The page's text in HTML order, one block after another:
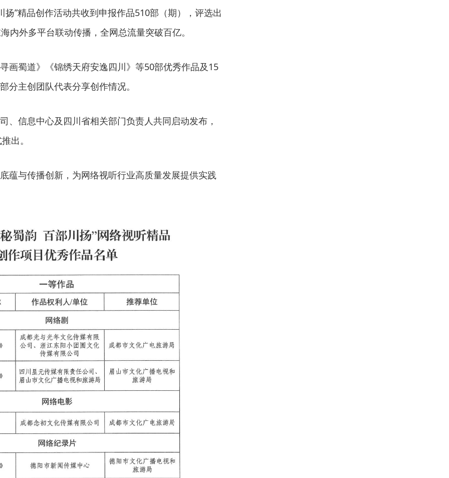
扬”精品创作活动共收到申报作品510部（期），评选出
内外多平台联动传播，全网总流量突破百亿。
画蜀道》《锦绣天府安逸四川》等50部优秀作品及15
分主创团队代表分享创作情况。
、信息中心及四川省相关部门负责人共同启动发布，
出。
蕴与传播创新，为网络视听行业高质量发展提供实践